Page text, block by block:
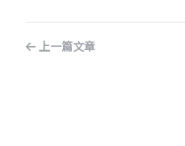
上一篇文章